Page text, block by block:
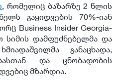
, რომელიც ბაზარზე 2 წლის
გაყიდვების 70%-იან
Business Insider Georgia-
სიმის დამფუძნებელმა და
განაცხადა,
და ცნობადობის
მზარდია.